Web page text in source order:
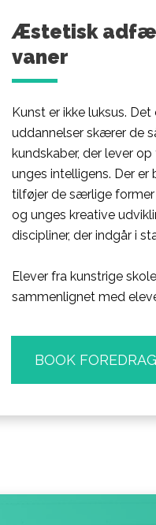
Æstetisk
vaner
Kunst er ikke luksus.
uddannelser skærer de
kundskaber, der lever
unges intelligens. Der
tilføjer de særlige
og unges kreative
discipliner, der indgår i
Elever fra kunstrige
sammenlignet med
BOOK FOREDRAG